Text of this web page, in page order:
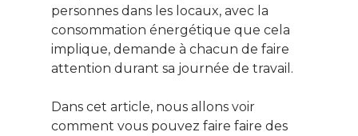
personnes dans les locaux, avec la
consommation énergétique que cela
implique, demande à chacun de faire
attention durant sa journée de travail.
Dans cet article, nous allons voir
comment vous pouvez faire faire des